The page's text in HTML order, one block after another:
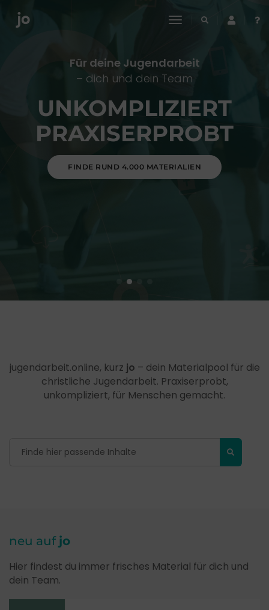
toggle
Für deine Jugendarbeit
– dich und dein Team
UNKOMPLIZIERT
PRAXISERPROBT
FINDE RUND 4.000 MATERIALIEN
jugendarbeit.online, kurz jo – dein Materialpool für die
christliche Jugendarbeit. Praxiserprobt,
unkompliziert, für Menschen gemacht.
neu auf jo
Hier findest du immer frisches Material für dich und
dein Team.